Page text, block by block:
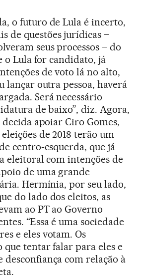
o futuro de Lula é incerto,
de questões jurídicas –
seus processos – do
o Lula for candidato, já
de voto lá no alto,
lançar outra pessoa, haverá
Será necessário
de baixo”, diz. Agora,
decida apoiar Ciro Gomes,
de 2018 terão um
centro-esquerda, que já
eleitoral com intenções de
de uma grande
Hermínia, por seu lado,
do lado dos eleitos, as
ao PT ao Governo
“Essa é uma sociedade
e eles votam. Os
que tentar falar para eles e
desconfiança com relação à